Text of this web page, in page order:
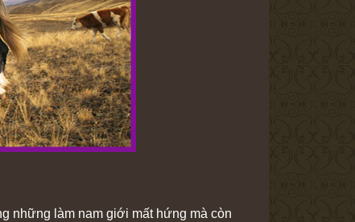
những làm nam giới mất hứng mà còn